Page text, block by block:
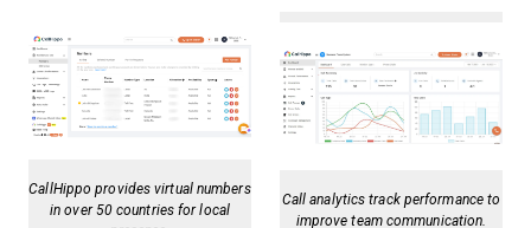
CallHippo provides virtual numbers
in over 50 countries for local
Call analytics track performance to
improve team communication.